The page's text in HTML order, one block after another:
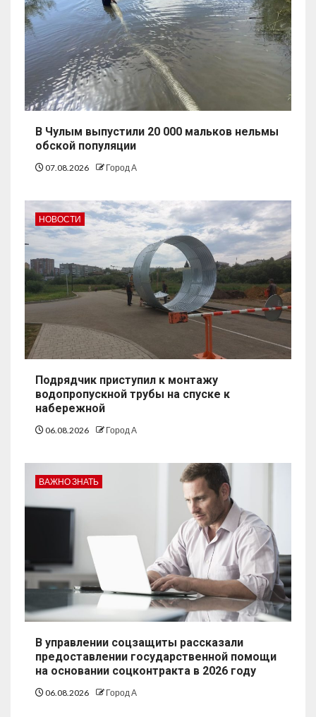
В Чулым выпустили 20 000 мальков нельмы
обской популяции
07.08.2026 Город А
НОВОСТИ
Подрядчик приступил к монтажу
водопропускной трубы на спуске к
набережной
06.08.2026 Город А
ВАЖНО ЗНАТЬ
В управлении соцзащиты рассказали
предоставлении государственной помощи
на основании соцконтракта в 2026 году
06.08.2026 Город А